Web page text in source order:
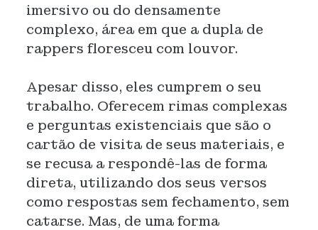
imersivo ou do densamente
complexo, área em que a dupla de
rappers floresceu com louvor.
Apesar disso, eles cumprem o seu
trabalho. Oferecem rimas complexas
e perguntas existenciais que são o
cartão de visita de seus materiais, e
se recusa a respondê-las de forma
direta, utilizando dos seus versos
como respostas sem fechamento, sem
catarse. Mas, de uma forma